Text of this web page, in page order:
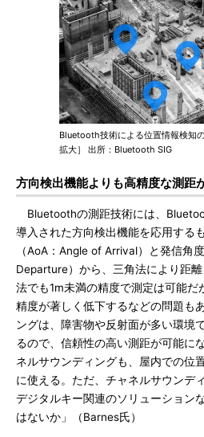
Bluetooth技術による位置情報検知
拡大］ 出所：Bluetooth SIG
方向検出機能よりも高精度な測距
Bluetoothの測距技術には、
導入された方向検出機能を応用する
（AoA：Angle of Arrival）と発信角
Departure）から、三角法により距
法でも1m未満の精度で測定は可能だ
精度が著しく低下するなどの問題も
ングは、障害物や反射面が多い環境
るので、信頼性の高い測距が可能に
ネルサウンディングも、屋内での位
に使える。ただ、チャネルサウンデ
デジタルキー関連のソリューション
はないか」（Barnes氏）